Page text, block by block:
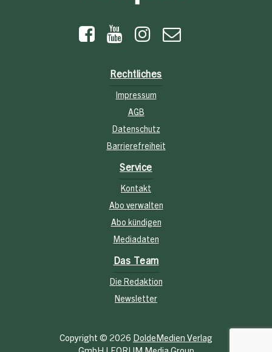
Rechtliches
Impressum
AGB
Datenschutz
Barrierefreiheit
Service
Kontakt
Abo verwalten
Abo kündigen
Mediadaten
Das Team
Die Redaktion
Newsletter
Copyright © 2026 DoldeMedien Verlag